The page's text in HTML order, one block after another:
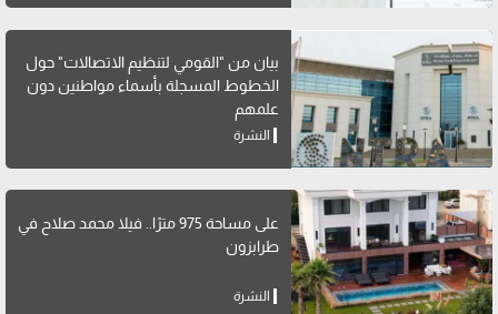
بيان من "القومي لتنظيم الاتصالات" حول
الخطوط المسجلة بأسماء مواطنين دون
علمهم
النشرة
على مساحة 975 مترًا.. فيلا محمد صلاح في
طرابزون
النشرة